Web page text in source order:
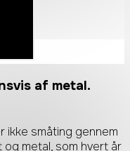
af metal.
ikke småting gennem
metal, som hvert år